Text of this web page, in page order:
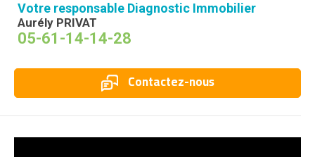
Votre responsable Diagnostic Immobilier
Aurély PRIVAT
05-61-14-14-28
Contactez-nous